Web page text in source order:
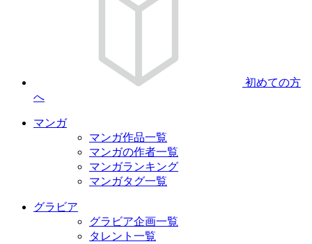
初めての方
へ
マンガ
マンガ作品一覧
マンガの作者一覧
マンガランキング
マンガタグ一覧
グラビア
グラビア企画一覧
タレント一覧